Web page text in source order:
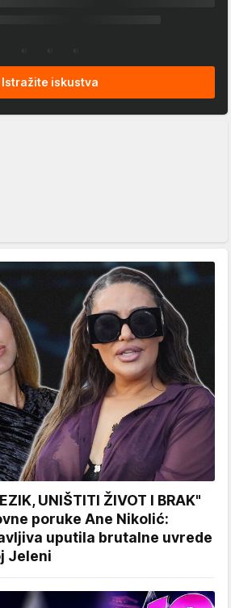
Istražite iskustva
UNIŠTITI ŽIVOT I BRAK"
poruke Ane Nikolić:
uputila brutalne uvrede
Jeleni